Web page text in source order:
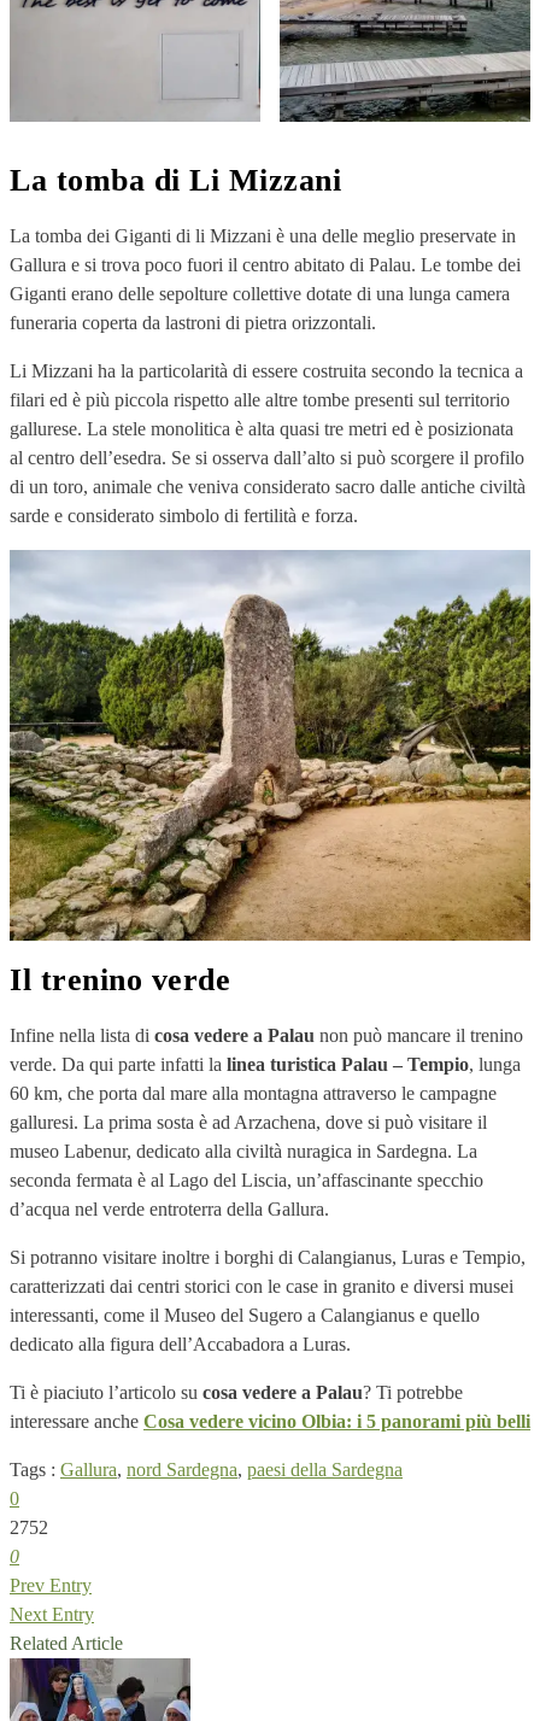
La tomba di Li Mizzani
La tomba dei Giganti di li Mizzani è una delle meglio preservate in
Gallura e si trova poco fuori il centro abitato di Palau. Le tombe dei
Giganti erano delle sepolture collettive dotate di una lunga camera
funeraria coperta da lastroni di pietra orizzontali.
Li Mizzani ha la particolarità di essere costruita secondo la tecnica a
filari ed è più piccola rispetto alle altre tombe presenti sul territorio
gallurese. La stele monolitica è alta quasi tre metri ed è posizionata
al centro dell’esedra. Se si osserva dall’alto si può scorgere il profilo
di un toro, animale che veniva considerato sacro dalle antiche civiltà
sarde e considerato simbolo di fertilità e forza.
Il trenino verde
Infine nella lista di cosa vedere a Palau non può mancare il trenino
verde. Da qui parte infatti la linea turistica Palau – Tempio, lunga
60 km, che porta dal mare alla montagna attraverso le campagne
galluresi. La prima sosta è ad Arzachena, dove si può visitare il
museo Labenur, dedicato alla civiltà nuragica in Sardegna. La
seconda fermata è al Lago del Liscia, un’affascinante specchio
d’acqua nel verde entroterra della Gallura.
Si potranno visitare inoltre i borghi di Calangianus, Luras e Tempio,
caratterizzati dai centri storici con le case in granito e diversi musei
interessanti, come il Museo del Sugero a Calangianus e quello
dedicato alla figura dell’Accabadora a Luras.
Ti è piaciuto l’articolo su cosa vedere a Palau? Ti potrebbe
interessare anche Cosa vedere vicino Olbia: i 5 panorami più belli
Tags : Gallura, nord Sardegna, paesi della Sardegna
0
2752
0
Prev Entry
Next Entry
Related Article